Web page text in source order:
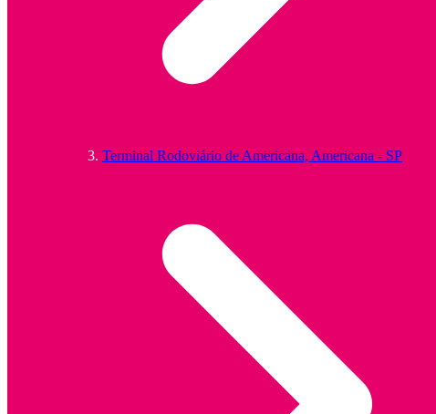
Terminal Rodoviário de Americana, Americana - SP